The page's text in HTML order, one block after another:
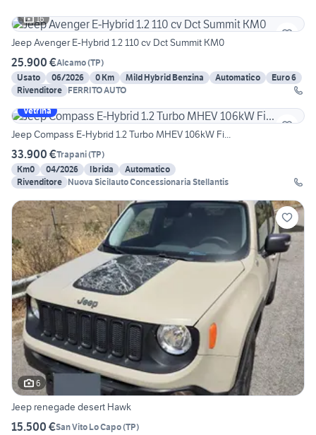
16
Jeep Avenger E-Hybrid 1.2 110 cv Dct Summit KM0
25.900 €Alcamo(TP)
Usato
06/2026 0 Km Mild Hybrid Benzina Automatico
Euro 6
Rivenditore FERRITO AUTO
Vetrina
Jeep Compass E-Hybrid 1.2 Turbo MHEV 106kW Fi...
33.900 €Trapani(TP)
Km0
04/2026 Ibrida
Automatico
Rivenditore Nuova Sicilauto Concessionaria Stellantis
6
Jeep renegade desert Hawk
15.500 €San Vito Lo Capo(TP)